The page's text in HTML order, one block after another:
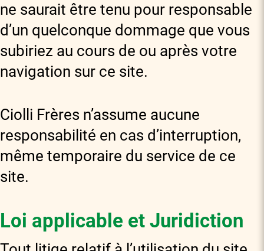
ne saurait être tenu pour responsable
d’un quelconque dommage que vous
subiriez au cours de ou après votre
navigation sur ce site.
Ciolli Frères n’assume aucune
responsabilité en cas d’interruption,
même temporaire du service de ce
site.
Loi applicable et Juridiction